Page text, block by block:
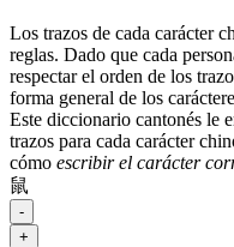
Los trazos de cada carácter
reglas. Dado que cada
respectar el orden de los
forma general de los
Este diccionario cantonés le
trazos para cada carácter
cómo escribir el carácter
鼠
-
+